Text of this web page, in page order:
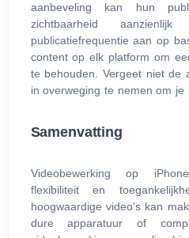
aanbeveling kan hun
zichtbaarheid
publicatiefrequentie aan op
content op elk platform om
te behouden. Vergeet niet de
in overweging te nemen om je
Samenvatting
Videobewerking op
flexibiliteit en
hoogwaardige video's kan
dure apparatuur of